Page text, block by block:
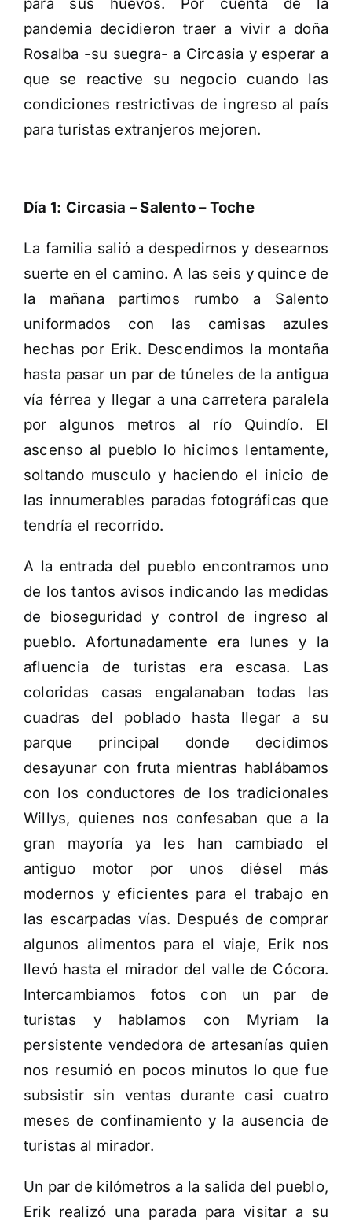
pandemia decidieron traer a vivir a doña
Rosalba -su suegra- a Circasia y esperar a
que se reactive su negocio cuando las
condiciones restrictivas de ingreso al país
para turistas extranjeros mejoren.
Día 1: Circasia – Salento – Toche
La familia salió a despedirnos y desearnos
suerte en el camino. A las seis y quince de
la mañana partimos rumbo a Salento
uniformados con las camisas azules
hechas por Erik. Descendimos la montaña
hasta pasar un par de túneles de la antigua
vía férrea y llegar a una carretera paralela
por algunos metros al río Quindío. El
ascenso al pueblo lo hicimos lentamente,
soltando musculo y haciendo el inicio de
las innumerables paradas fotográficas que
tendría el recorrido.
A la entrada del pueblo encontramos uno
de los tantos avisos indicando las medidas
de bioseguridad y control de ingreso al
pueblo. Afortunadamente era lunes y la
afluencia de turistas era escasa. Las
coloridas casas engalanaban todas las
cuadras del poblado hasta llegar a su
parque principal donde decidimos
desayunar con fruta mientras hablábamos
con los conductores de los tradicionales
Willys, quienes nos confesaban que a la
gran mayoría ya les han cambiado el
antiguo motor por unos diésel más
modernos y eficientes para el trabajo en
las escarpadas vías. Después de comprar
algunos alimentos para el viaje, Erik nos
llevó hasta el mirador del valle de Cócora.
Intercambiamos fotos con un par de
turistas y hablamos con Myriam la
persistente vendedora de artesanías quien
nos resumió en pocos minutos lo que fue
subsistir sin ventas durante casi cuatro
meses de confinamiento y la ausencia de
turistas al mirador.
Un par de kilómetros a la salida del pueblo,
Erik realizó una parada para visitar a su